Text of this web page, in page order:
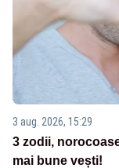
3 aug. 2026, 15:29
3 zodii,
mai bune vești!